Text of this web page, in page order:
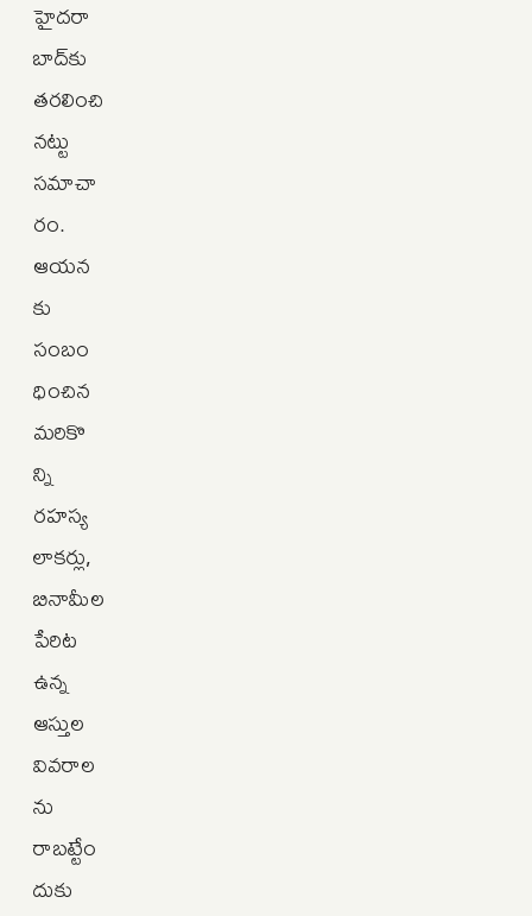
హైదరా
బాద్‌కు
తరలించి
నట్టు
సమాచా
రం.
ఆయన
కు
సంబం
ధించిన
మరికొ
న్ని
రహస్య
లాకర్లు,
బినామీల
పేరిట
ఉన్న
ఆస్తుల
వివరాల
ను
రాబట్టేం
దుకు